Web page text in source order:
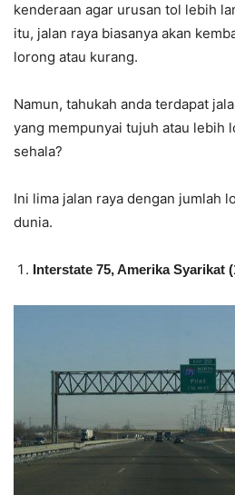
kenderaan agar urusan tol lebih
itu, jalan raya biasanya akan
lorong atau kurang.
Namun, tahukah anda terdapat
yang mempunyai tujuh atau lebih
sehala?
Ini lima jalan raya dengan jumlah
dunia.
Interstate 75, Amerika Syarikat